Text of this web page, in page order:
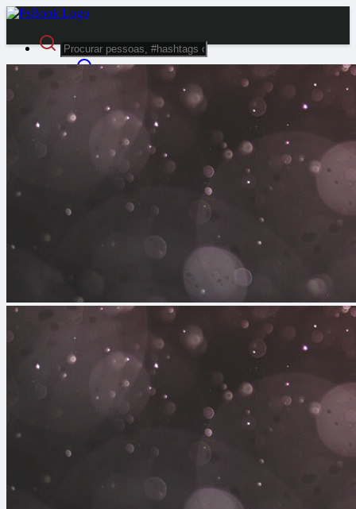
Visitante
Modo noturno